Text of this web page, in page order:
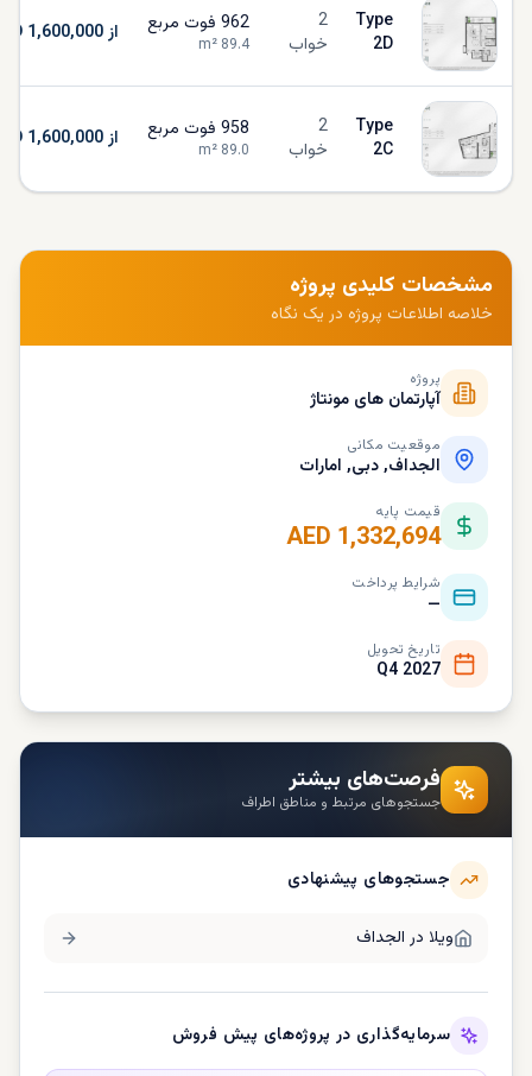
Type
2D
2
خواب
962 فوت مربع
89.4 از AED 1,600,000
Type
2C
2
خواب
958 فوت مربع
89.0 از AED 1,600,000
مشخصات کلیدی پروژه
خلاصه اطلاعات پروژه در یک نگاه
پروژه
آپارتمان‌ های مونتاژ
موقعیت مکانی
الجداف, دبی, امارات
قیمت پایه
AED 1,332,694
شرایط پرداخت
—
تاریخ تحویل
Q4 2027
فرصت‌های بیشتر
جستجوهای مرتبط و مناطق اطراف
جستجوهای پیشنهادی
ویلا در الجداف
سرمایه‌گذاری در پروژه‌های پیش فروش